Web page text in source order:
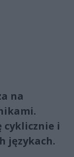
na
cyklicznie i
językach.